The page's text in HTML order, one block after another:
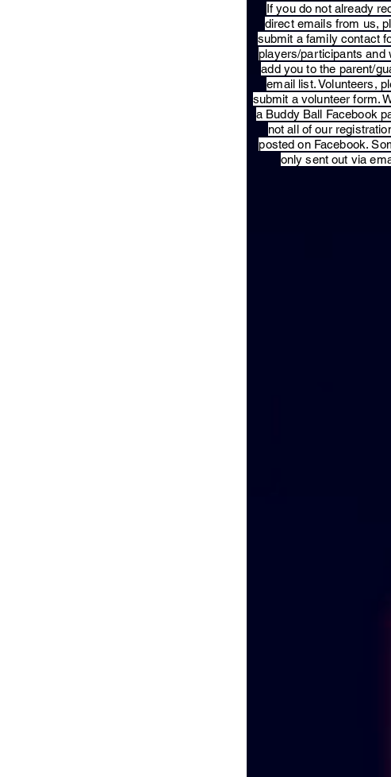
​If you do not already
direct emails from us,
submit a family contact
players/participants and
add you to the parent/
email list. Volunteers,
submit a volunteer form.
a Buddy Ball Facebook
not all of our
posted on Facebook.
only sent out via